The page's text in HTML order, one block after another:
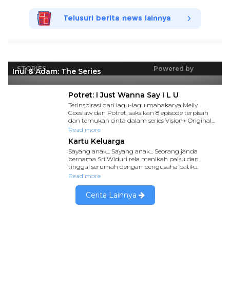
Telusuri berita news lainnya